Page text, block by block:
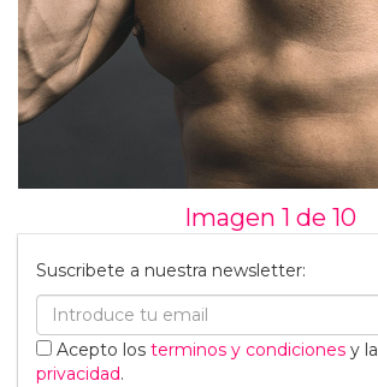
Imagen 1 de 10
Suscribete a nuestra newsletter:
Acepto los terminos y condiciones y la
privacidad.